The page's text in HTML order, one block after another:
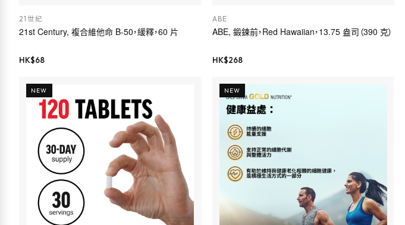
21世紀
21st Century, 複合維他命 B-50，緩釋，60 片
HK$68
ABE
ABE, 鍛鍊前，Red Hawaiian，13.75 盎司（390 克）
HK$268
NEW NEW